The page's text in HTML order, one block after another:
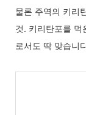
물론 주역의 키리
것. 키리탄포를 먹
로서도 딱 맞습니